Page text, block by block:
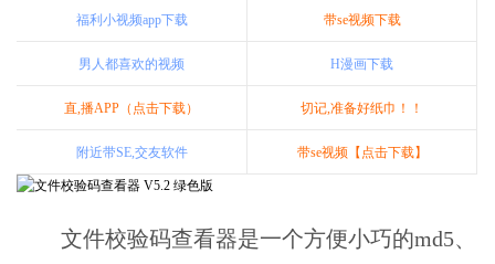
福利小视频app下载 带se视频下载
男人都喜欢的视频 H漫画下载
直,播APP（点击下载） 切记,准备好纸巾！！
附近带SE,交友软件 带se视频【点击下载】
文件校验码查看器是一个方便小巧的md5、